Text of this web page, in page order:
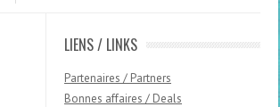
LIENS / LINKS
Partenaires / Partners
Bonnes affaires / Deals